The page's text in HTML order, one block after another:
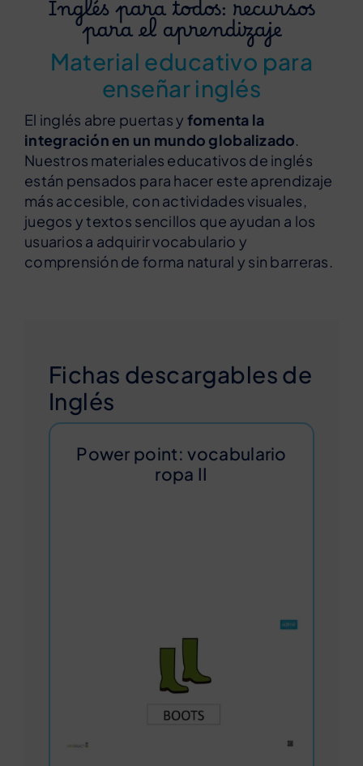
Inglés para todos: recursos
para el aprendizaje
Material educativo para
enseñar inglés
El inglés abre puertas y fomenta la
integración en un mundo globalizado.
Nuestros materiales educativos de inglés
están pensados para hacer este aprendizaje
más accesible, con actividades visuales,
juegos y textos sencillos que ayudan a los
usuarios a adquirir vocabulario y
comprensión de forma natural y sin barreras.
Fichas descargables de
Inglés
Power point: vocabulario
ropa II